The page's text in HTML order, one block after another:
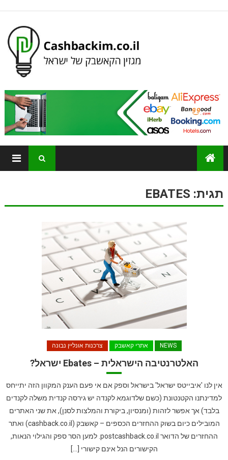
תגית: EBATES
NEWS אתרי קאשבק צרכנות אונליין נבונה
האלטרנטיבה הישראלית – Ebates ישראל?
אין לנו 'איבייטס ישראל' בישראל וספק אם אי פעם הענק המקוון הזה יתייחס
למדינתנו הקטנטונת (כשם שלדוגמא לקנדה יש גירסה קנדית משלה לקנדים
בלבד) אך אפשר לזהות (ומנסיון, ביקורת והמלצות לסנן), את שני האתרים
המובילים כיום בשוק ההחזרים הכספים – קאשבק (cashback.co.il) ואתר
ההחזרים של הדואר postcashback.co.il. למען הסר ספק והגילוי הנאות,
הקישורים הנל אינם קישורי […]